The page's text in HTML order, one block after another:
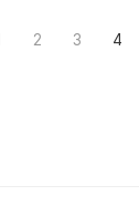
고인이 활동하던
2 3 4